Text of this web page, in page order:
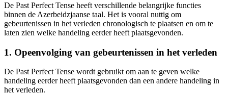
De Past Perfect Tense heeft verschillende belangrijke functies
binnen de Azerbeidzjaanse taal. Het is vooral nuttig om
gebeurtenissen in het verleden chronologisch te plaatsen en om te
laten zien welke handeling eerder heeft plaatsgevonden.
1. Opeenvolging van gebeurtenissen in het verleden
De Past Perfect Tense wordt gebruikt om aan te geven welke
handeling eerder heeft plaatsgevonden dan een andere handeling in
het verleden.